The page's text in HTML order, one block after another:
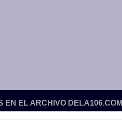
EN EL ARCHIVO DELA106.COM